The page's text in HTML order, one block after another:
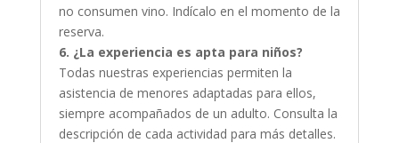
no consumen vino. Indícalo en el momento de la
reserva.
6. ¿La experiencia es apta para niños?
Todas nuestras experiencias permiten la
asistencia de menores adaptadas para ellos,
siempre acompañados de un adulto. Consulta la
descripción de cada actividad para más detalles.